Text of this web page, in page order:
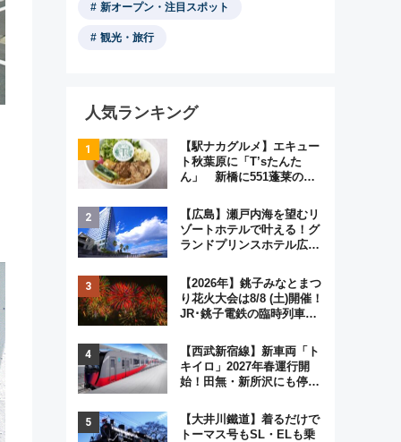
新オープン・注目スポット
観光・旅行
人気ランキング
【駅ナカグルメ】エキュー
ト秋葉原に「T’sたんた
ん」 新橋に551蓬莱の
オムライス専門店「肉とた
まご」新グルメ続々登場！
【2026年8月】
【広島】瀬戸内海を望むリ
ゾートホテルで叶える！グ
ランドプリンスホテル広島
ジュアルパーティープラン
【2026年】銚子みなとまつ
り花火大会は8/8 (土)開催！
JR･銚子電鉄の臨時列車や
く8,000発の大迫力＆屋台
を満喫
【西武新宿線】新車両「ト
キイロ」2027年春運行開
始！田無・新所沢にも停
弾」も
【大井川鐵道】着るだけで
トーマス号もSL・ELも乗